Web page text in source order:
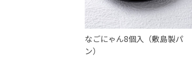
なごにゃん8個入（敷島製パ
ン）